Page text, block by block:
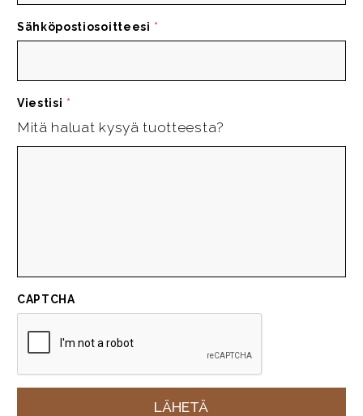
Sähköpostiosoitteesi *
Viestisi *
Mitä haluat kysyä tuotteesta?
CAPTCHA